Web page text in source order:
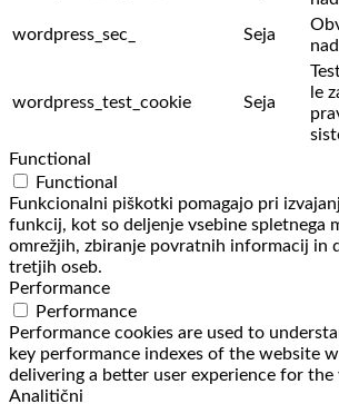
wordpress_sec_
Seja
wordpress_test_cookie Seja
le
Functional
Functional
Funkcionalni piškotki pomagajo pri
funkcij, kot so deljenje vsebine spletnega
omrežjih, zbiranje povratnih informacij in
tretjih oseb.
Performance
Performance
Performance cookies are used to
key performance indexes of the website
delivering a better user experience for the
Analitični